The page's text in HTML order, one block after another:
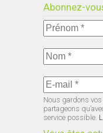
Abonnez-
Nous gardons
partageons
service possible.